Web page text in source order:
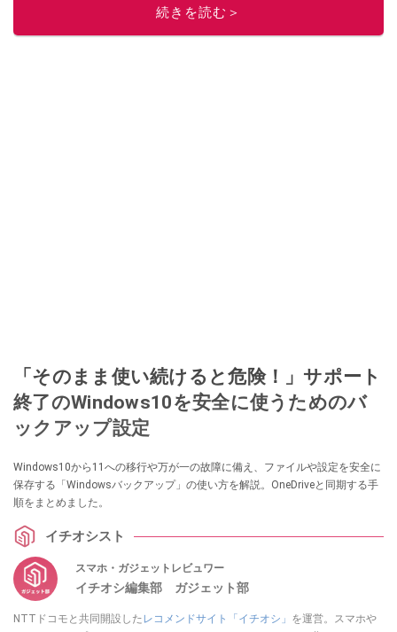
続きを読む＞
「そのまま使い続けると危険！」サポート
終了のWindows10を安全に使うためのバ
ックアップ設定
Windows10から11への移行や万が一の故障に備え、ファイルや設定を安全に
保存する「Windowsバックアップ」の使い方を解説。OneDriveと同期する手
順をまとめました。
イチオシスト
スマホ・ガジェットレビュワー
イチオシ編集部 ガジェット部
NTTドコモと共同開設した レコメンドサイト「イチオシ」 を運営。スマホや